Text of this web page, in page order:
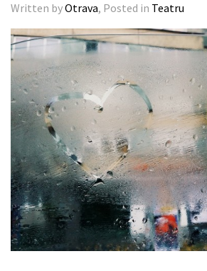
Written byOtrava, Posted in Teatru